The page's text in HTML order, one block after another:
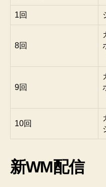
1回
8回
9回
10回
新WM配信